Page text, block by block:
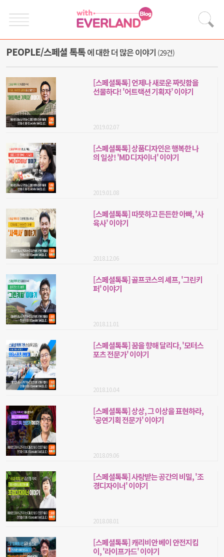
PEOPLE/스페셜 톡톡에 대한 더 많은 이야기 (29건)
[스페셜톡톡] 언제나 새로운 짜릿함을
선물하다! '어트랙션 기획자' 이야기
2019.02.07
[스페셜톡톡] 상품디자인은 행복한 나
의 일상! 'MD 디자이너' 이야기
2019.01.08
[스페셜톡톡] 따뜻하고 든든한 아빠, '사
육사' 이야기
2018.12.06
[스페셜톡톡] 골프코스의 셰프, '그린키
퍼' 이야기
2018.11.01
[스페셜톡톡] 꿈을 향해 달리다, '모터스
포츠 전문가' 이야기
2018.10.04
[스페셜톡톡] 상상, 그 이상을 표현하라,
'공연기획 전문가' 이야기
2018.09.06
[스페셜톡톡] 사랑받는 공간의 비밀, '조
경디자이너' 이야기
2018.08.01
[스페셜톡톡] 캐리비안 베이 안전지킴
이, '라이프가드' 이야기